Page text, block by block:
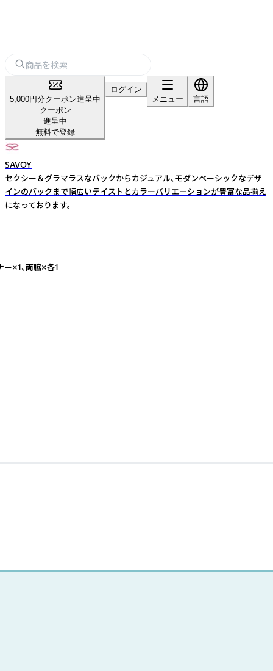
5,000円分クーポン進呈中
クーポン
進呈中
無料で登録
ログイン
メニュー
言語
SAVOY
セクシー＆グラマラスなバックからカジュアル、モダンベーシックなデザ
インのバックまで幅広いテイストとカラーバリエーションが豊富な品揃え
になっております。
×1、両脇×各1